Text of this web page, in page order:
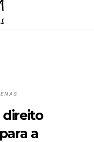
direito
a